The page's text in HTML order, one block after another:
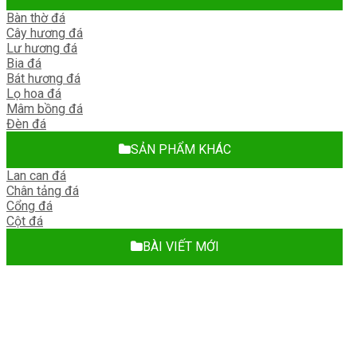
Bàn thờ đá
Cây hương đá
Lư hương đá
Bia đá
Bát hương đá
Lọ hoa đá
Mâm bồng đá
Đèn đá
SẢN PHẨM KHÁC
Lan can đá
Chân tảng đá
Cổng đá
Cột đá
BÀI VIẾT MỚI